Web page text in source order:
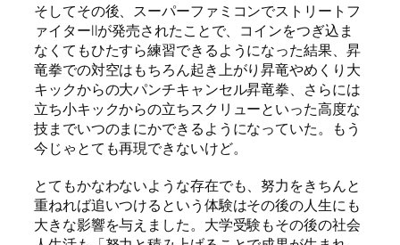
そしてその後、スーパーファミコンでストリートフ
ァイターIIが発売されたことで、コインをつぎ込ま
なくてもひたすら練習できるようになった結果、昇
竜拳での対空はもちろん起き上がり昇竜やめくり大
キックからの大パンチキャンセル昇竜拳、さらには
立ち小キックからの立ちスクリューといった高度な
技までいつのまにかできるようになっていた。もう
今じゃとても再現できないけど。
とてもかなわないような存在でも、努力をきちんと
重ねれば追いつけるという体験はその後の人生にも
大きな影響を与えました。大学受験もその後の社会